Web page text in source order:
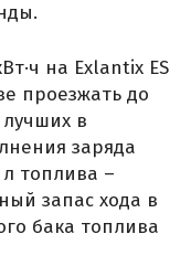
на Exlantix ES
проезжать до
в
заряда
топлива –
запас хода в
бака топлива